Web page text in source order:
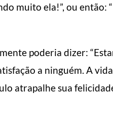
muito ela!”, ou então:
poderia dizer:
a ninguém. A
atrapalhe sua